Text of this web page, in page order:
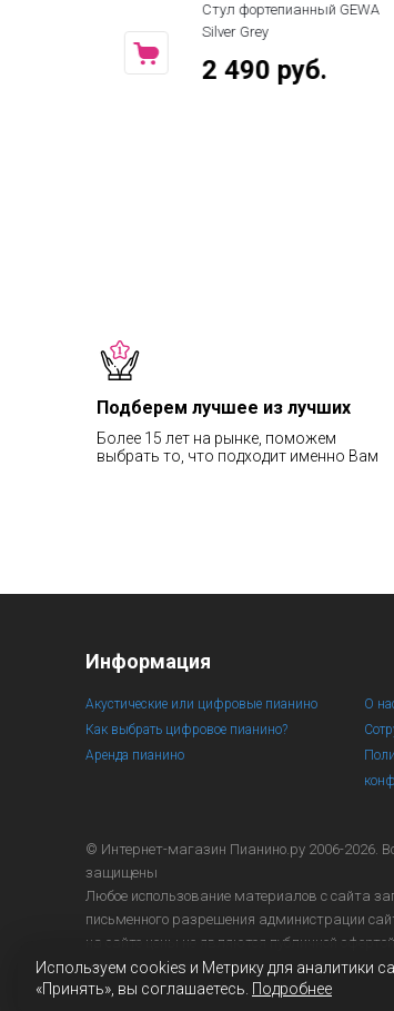
Стул фортепианный GEWA
Silver Grey
2 490 руб.
Подберем лучшее из лучших
Более 15 лет на рынке, поможем
выбрать то, что подходит именно Вам
Информация
Акустические или цифровые пианино
О
Как выбрать цифровое пианино?
Аренда пианино
© Интернет-магазин Пианино.ру 2006-2026.
защищены
Любое использование материалов с сайта
письменного разрешения администрации
на сайте цены не являются публичной
изменены в любое время.
Используем cookies и Метрику для аналитики
«Принять», вы соглашаетесь. Подробнее